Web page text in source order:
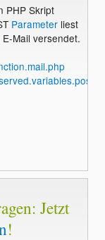
PHP Skript
Parameterliest
Mail versendet.
Jetzt
!